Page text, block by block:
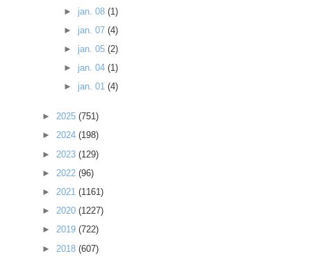
► jan. 08 (1)
► jan. 07 (4)
► jan. 05 (2)
► jan. 04 (1)
► jan. 01 (4)
► 2025 (751)
► 2024 (198)
► 2023 (129)
► 2022 (96)
► 2021 (1161)
► 2020 (1227)
► 2019 (722)
► 2018 (607)